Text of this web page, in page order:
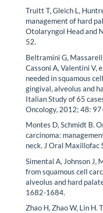
Truitt T, Gleich L,
management of hard
Otolaryngol Head and
52.
Beltramini G,
Cassoni A, Valentini V,
needed in squamous
gingival, alveolus and
Italian Study of 65
Oncology, 2012; 48:
Montes D, Schmidt B.
carcinoma:
neck. J Oral Maxillofac
Simental A, Johnson J,
from squamous cell
alveolus and hard
1682-1684.
Zhao H, Zhao W, Lin